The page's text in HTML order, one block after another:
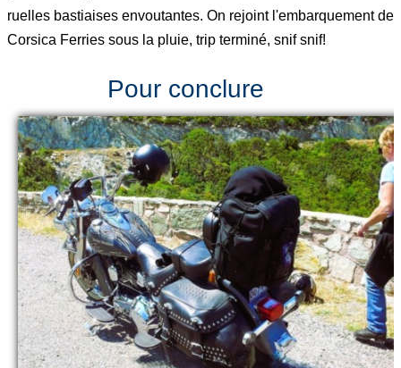
ruelles bastiaises envoutantes. On rejoint l'embarquement de
Corsica Ferries sous la pluie, trip terminé, snif snif!
Pour conclure